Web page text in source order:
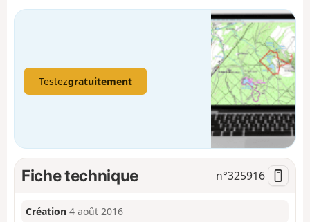
Testezgratuitement
Fiche technique n°325916
Création 4 août 2016